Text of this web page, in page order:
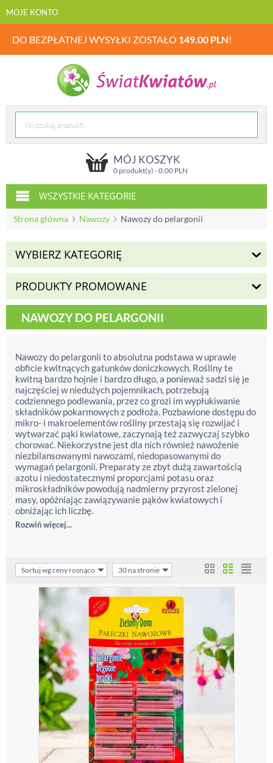
MOJE KONTO
DO BEZPŁATNEJ WYSYŁKI ZOSTAŁO 149.00 PLN!
MÓJ KOSZYK
0 produkt(y) -0.00PLN
WSZYSTKIE KATEGORIE
Strona główna Nawozy Nawozy do pelargonii
WYBIERZ KATEGORIĘ
PRODUKTY PROMOWANE
NAWOZY DO PELARGONII
Nawozy do pelargonii to absolutna podstawa w uprawie
obficie kwitnących gatunków doniczkowych. Rośliny te
kwitną bardzo hojnie i bardzo długo, a ponieważ sadzi się je
najczęściej w niedużych pojemnikach, potrzebują
codziennego podlewania, przez co grozi im wypłukiwanie
składników pokarmowych z podłoża. Pozbawione dostępu do
mikro- i makroelementów rośliny przestają się rozwijać i
wytwarzać pąki kwiatowe, zaczynają też zazwyczaj szybko
chorować. Niekorzystne jest dla nich również nawożenie
niezbilansowanymi nawozami, niedopasowanymi do
wymagań pelargonii. Preparaty ze zbyt dużą zawartością
azotu i niedostatecznymi proporcjami potasu oraz
mikroskładników powodują nadmierny przyrost zielonej
masy, opóźniając zawiązywanie pąków kwiatowych i
obniżając ich liczbę.
Rozwiń więcej...
Sortuj wg ceny rosnąco 30 na stronie